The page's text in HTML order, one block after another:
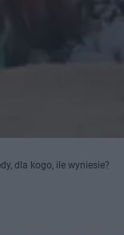
dla kogo, ile wyniesie?